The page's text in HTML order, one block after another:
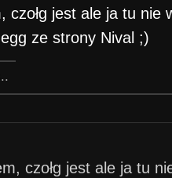
obrazek, mój mail
czołg jest ale ja tu nie
ze strony Nival ;)
czołg jest ale ja tu